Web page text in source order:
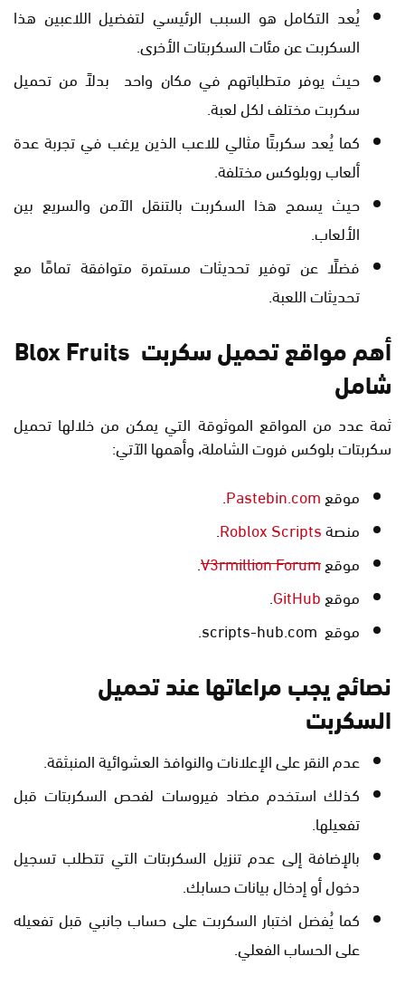
يُعد التكامل هو السبب الرئيسي لتفضيل اللاعبين هذا
السكربت عن مئات السكربتات الأخرى.
حيث يوفر متطلباتهم في مكان واحد بدلاً من تحميل
سكربت مختلف لكل لعبة.
كما يُعد سكربتًا مثالي للاعب الذين يرغب في تجربة عدة
ألعاب روبلوكس مختلفة.
حيث يسمح هذا السكربت بالتنقل الآمن والسريع بين
الألعاب.
فضلًا عن توفير تحديثات مستمرة متوافقة تمامًا مع
تحديثات اللعبة.
أهم مواقع تحميل سكربت Blox Fruits
شامل
ثمة عدد من المواقع الموثوقة التي يمكن من خلالها تحميل
سكربتات بلوكس فروت الشاملة، وأهمها الآتي:
موقعPastebin.com
.
منصةRoblox Scripts
.
موقعV3rmillion Forum
.
موقعGitHub
.
موقع scripts-hub.com.
نصائح يجب مراعاتها عند تحميل
السكربت
عدم النقر على الإعلانات والنوافذ العشوائية المنبثقة.
كذلك استخدم مضاد فيروسات لفحص السكربتات قبل
تفعيلها.
بالإضافة إلى عدم تنزيل السكربتات التي تتطلب تسجيل
دخول أو إدخال بيانات حسابك.
كما يُفضل اختبار السكربت على حساب جانبي قبل تفعيله
على الحساب الفعلي.